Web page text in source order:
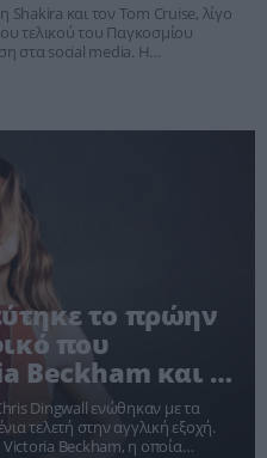
και τον Tom Cruise, λίγο
τελικού του Παγκοσμίου
στα social media. Η
τους θαυμαστές της,
το πρώην
που
Beckham και ο
Dingwall ενώθηκαν με τα
τελετή στην αγγλική εξοχή.
Beckham, η οποία